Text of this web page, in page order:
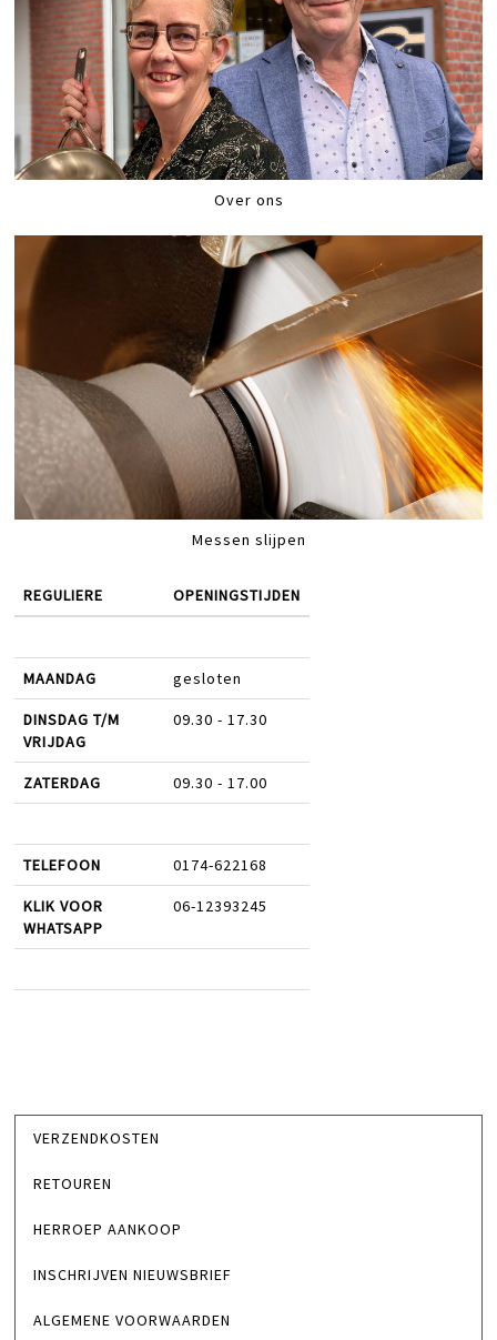
Over ons
Messen slijpen
REGULIERE OPENINGSTIJDEN
MAANDAG gesloten
DINSDAG T/M
VRIJDAG
09.30 - 17.30
ZATERDAG 09.30 - 17.00
TELEFOON 0174-622168
KLIK VOOR
WHATSAPP
06-12393245
VERZENDKOSTEN
RETOUREN
HERROEP AANKOOP
INSCHRIJVEN NIEUWSBRIEF
ALGEMENE VOORWAARDEN